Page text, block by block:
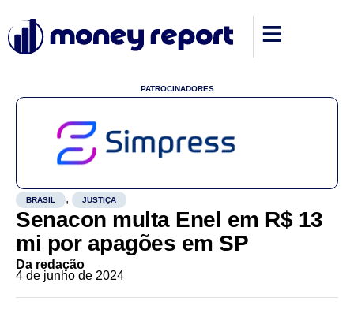
PATROCINADORES
BRASIL , JUSTIÇA
Senacon multa Enel em R$ 13
mi por apagões em SP
Da redação
4 de junho de 2024